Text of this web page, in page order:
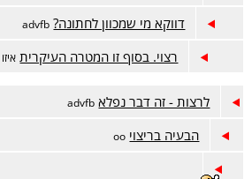
דווקא מי שמכוון לחתונה? advfb
רצוי. בסוף זו המטרה העיקרית איזו
לרצות - זה דבר נפלא advfb
הבעיה בריצוי oo